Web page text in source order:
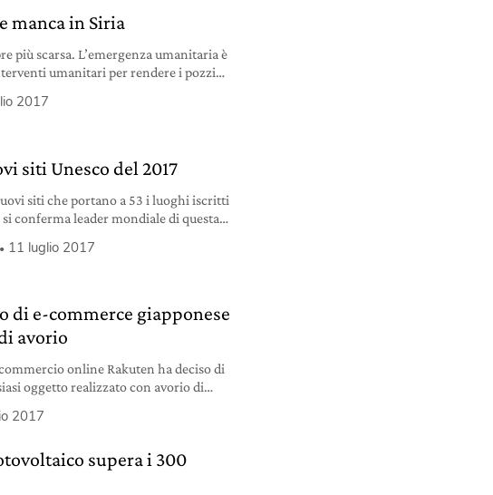
manca in Siria
più scarsa. L’emergenza umanitaria è
umanitari per rendere i pozzi
2017
siti Unesco del 2017
siti che portano a 53 i luoghi iscritti
conferma leader mondiale di questa
11 luglio 2017
di e-commerce giapponese
avorio
online Rakuten ha deciso di
oggetto realizzato con avorio di
2017
supera i 300